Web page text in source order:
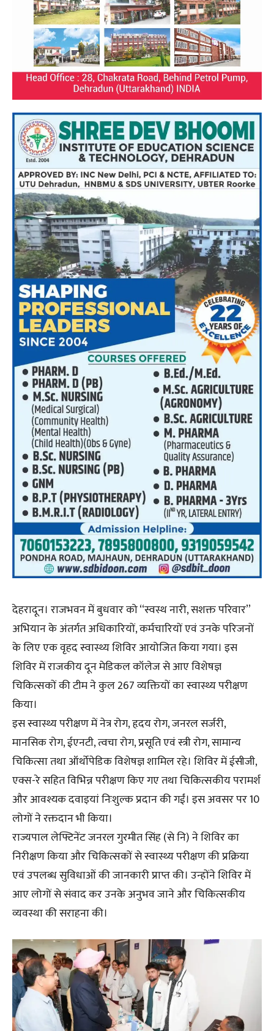
देहरादून। राजभवन में बुधवार को ‘‘स्वस्थ नारी, सशक्त परिवार’’
अभियान के अंतर्गत अधिकारियों, कर्मचारियों एवं उनके परिजनों
के लिए एक वृहद स्वास्थ्य शिविर आयोजित किया गया। इस
शिविर में राजकीय दून मेडिकल कॉलेज से आए विशेषज्ञ
चिकित्सकों की टीम ने कुल 267 व्यक्तियों का स्वास्थ्य परीक्षण
किया।
इस स्वास्थ्य परीक्षण में नेत्र रोग, हृदय रोग, जनरल सर्जरी,
मानसिक रोग, ईएनटी, त्वचा रोग, प्रसूति एवं स्त्री रोग, सामान्य
चिकित्सा तथा ऑर्थोपेडिक विशेषज्ञ शामिल रहे। शिविर में ईसीजी,
एक्स-रे सहित विभिन्न परीक्षण किए गए तथा चिकित्सकीय परामर्श
और आवश्यक दवाइयां निःशुल्क प्रदान की गईं। इस अवसर पर 10
लोगों ने रक्तदान भी किया।
राज्यपाल लेफ्टिनेंट जनरल गुरमीत सिंह (से नि) ने शिविर का
निरीक्षण किया और चिकित्सकों से स्वास्थ्य परीक्षण की प्रक्रिया
एवं उपलब्ध सुविधाओं की जानकारी प्राप्त की। उन्होंने शिविर में
आए लोगों से संवाद कर उनके अनुभव जाने और चिकित्सकीय
व्यवस्था की सराहना की।